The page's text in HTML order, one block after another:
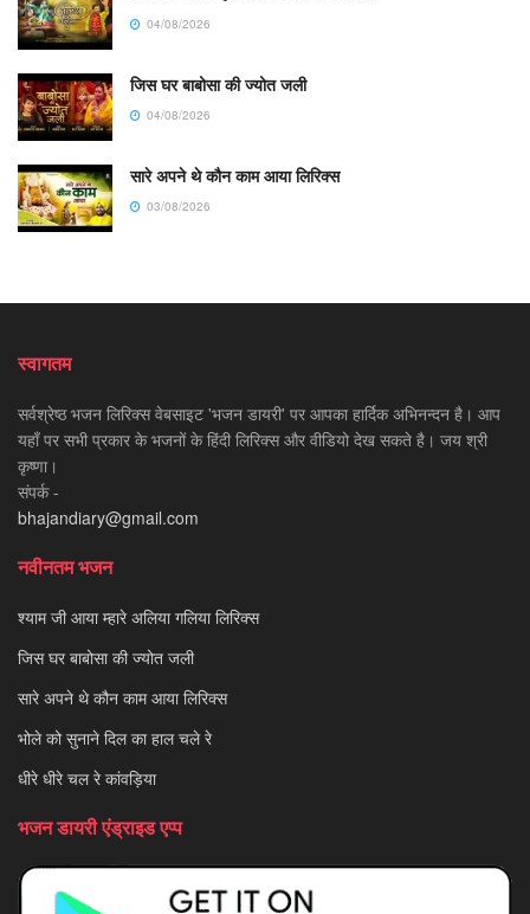
04/08/2026
जिस घर बाबोसा की ज्योत जली
04/08/2026
सारे अपने थे कौन काम आया लिरिक्स
03/08/2026
स्वागतम
सर्वश्रेष्ठ भजन लिरिक्स वेबसाइट 'भजन डायरी' पर आपका हार्दिक अभिनन्दन है। आप
यहाँ पर सभी प्रकार के भजनों के हिंदी लिरिक्स और वीडियो देख सकते है। जय श्री
कृष्णा।
संपर्क -
bhajandiary@gmail.com
नवीनतम भजन
श्याम जी आया म्हारे अलिया गलिया लिरिक्स
जिस घर बाबोसा की ज्योत जली
सारे अपने थे कौन काम आया लिरिक्स
भोले को सुनाने दिल का हाल चले रे
धीरे धीरे चल रे कांवड़िया
भजन डायरी एंड्राइड एप्प